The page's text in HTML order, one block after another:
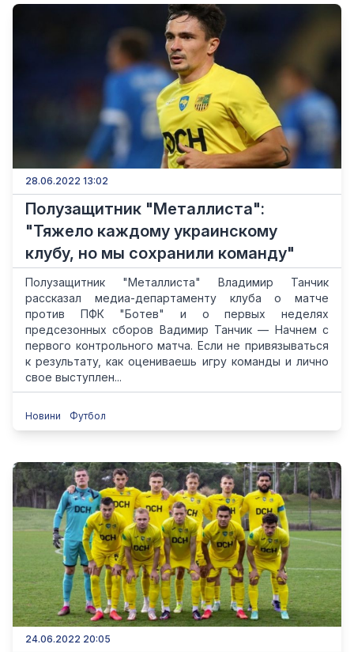
28.06.2022 13:02
Полузащитник "Металлиста":
"Тяжело каждому украинскому
клубу, но мы сохранили команду"
Полузащитник "Металлиста" Владимир Танчик
рассказал медиа-департаменту клуба о матче
против ПФК "Ботев" и о первых неделях
предсезонных сборов Вадимир Танчик — Начнем с
первого контрольного матча. Если не привязываться
к результату, как оцениваешь игру команды и лично
свое выступлен...
Новини Футбол
24.06.2022 20:05